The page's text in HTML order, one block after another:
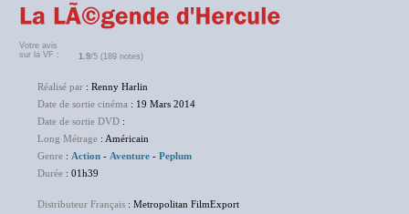
Votre avis
sur la VF :
1.9/5 (189 notes)
Réalisé par : Renny Harlin
Date de sortie cinéma : 19 Mars 2014
Date de sortie DVD :
Long Métrage : Américain
Genre : Action - Aventure - Peplum
Durée : 01h39
Distributeur Français : Metropolitan FilmExport